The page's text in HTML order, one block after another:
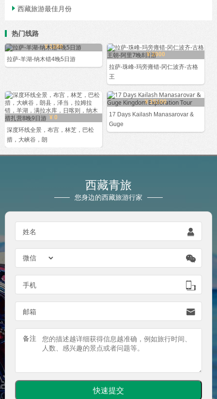
 西藏旅游最佳月份
热门线路
¥ 1280
拉萨-羊湖-纳木错4晚5日游
¥ 2000
拉萨-珠峰-玛旁雍错-冈仁波齐-古格
王
¥ 0
深度环线全景，布宫，林芝，巴松
措，大峡谷，朗
¥ 15100
17 Days Kailash Manasarovar &
Guge
西藏青旅
您身边的西藏旅游行家
姓名 

手机 
邮箱 
备注